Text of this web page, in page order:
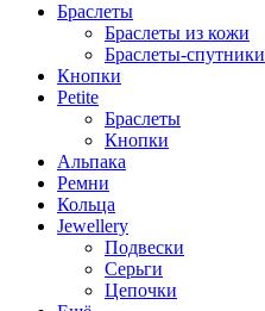
Браслеты
Браслеты из кожи
Браслеты-спутники
Кнопки
Petite
Браслеты
Кнопки
Альпака
Ремни
Кольца
Jewellery
Подвески
Серьги
Цепочки